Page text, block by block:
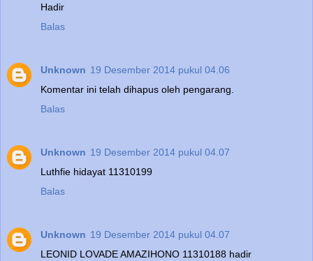
Hadir
Balas
Unknown 19 Desember 2014 pukul 04.06
Komentar ini telah dihapus oleh pengarang.
Balas
Unknown 19 Desember 2014 pukul 04.07
Luthfie hidayat 11310199
Balas
Unknown 19 Desember 2014 pukul 04.07
LEONID LOVADE AMAZIHONO 11310188 hadir